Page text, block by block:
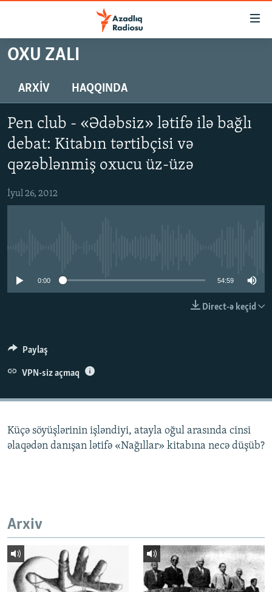
Əsas
məzmuna
Əsas
qayıt
Axtarışa
#İZAHLA
#ƏSLINDƏ
FƏRQƏ BAX
QANUNI DOĞRU
ARAŞDIRMA
İNFOQRAFIKA
AZƏRBAYCAN ƏDƏBIYYATI KITABXANASI
MISSIYAMIZ
AZADLIQRADIOSU MOBIL TELEFONUNUZDA
BIZIMLƏ ƏLAQƏ
BIZI IZLƏ
RFE/RL-in bütün saytları
OXU ZALI
ARXIV HAQQINDA
Pen club - «Ədəbsiz» lətifə ilə bağlı
debat: Kitabın tərtibçisi və
qəzəblənmiş oxucu üz-üzə
İyul 26, 2012
0:00 54:59
Direct-ə keçid
Paylaş
VPN-siz açmaq
Küçə söyüşlərinin işləndiyi, atayla oğul arasında cinsi
əlaqədən danışan lətifə «Nağıllar» kitabına necə düşüb?
Arxiv